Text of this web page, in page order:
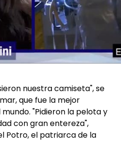
nuestra camiseta", se
que fue la mejor
"Pidieron la pelota y
con gran entereza",
Potro, el patriarca de la